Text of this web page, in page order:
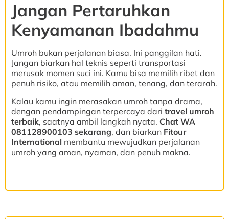
Jangan Pertaruhkan
Kenyamanan Ibadahmu
Umroh bukan perjalanan biasa. Ini panggilan hati.
Jangan biarkan hal teknis seperti transportasi
merusak momen suci ini. Kamu bisa memilih ribet dan
penuh risiko, atau memilih aman, tenang, dan terarah.
Kalau kamu ingin merasakan umroh tanpa drama,
dengan pendampingan terpercaya dari travel umroh
terbaik, saatnya ambil langkah nyata. Chat WA
081128900103 sekarang, dan biarkan Fitour
International membantu mewujudkan perjalanan
umroh yang aman, nyaman, dan penuh makna.